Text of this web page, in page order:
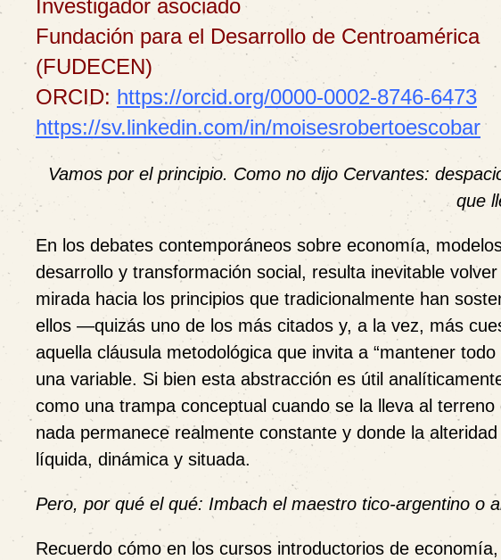
Investigador asociado
Fundación para el Desarrollo de Centroamérica
(FUDECEN)
ORCID: https://orcid.org/0000-0002-8746-6473
https://sv.linkedin.com/in/moisesrobertoescobar
Vamos por el principio. Como no dijo Cervantes:
que
En los debates contemporáneos sobre economía,
desarrollo y transformación social, resulta inevitable volver
mirada hacia los principios que tradicionalmente han
ellos —quizás uno de los más citados y, a la vez, más
aquella cláusula metodológica que invita a “mantener
una variable. Si bien esta abstracción es útil
como una trampa conceptual cuando se la lleva al
nada permanece realmente constante y donde la
líquida, dinámica y situada.
Pero, por qué el qué: Imbach el maestro tico-argentino o
Recuerdo cómo en los cursos introductorios de